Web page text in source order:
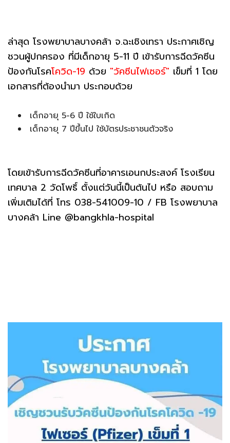
ล่าสุด โรงพยาบาลบางคล้า จ.ฉะเชิงเทรา ประกาศเชิญ
ชวนผู้ปกครอง ที่มีเด็กอายุ 5-11 ปี เข้ารับการฉีดวัคซีน
ป้องกันโรคโควิด-19 ด้วย "วัคซีนไฟเซอร์" เข็มที่ 1 โดย
เอกสารที่ต้องนำมา ประกอบด้วย
เด็กอายุ 5-6 ปี ใช้ใบเกิด
เด็กอายุ 7 ปีขึ้นไป ใช้บัตรประชาชนตัวจริง
โดยเข้ารับการฉีดวัคซีนที่อาคารเอนกประสงค์ โรงเรียน
เทศบาล 2 วัดโพธิ์ ตั้งแต่วันนี้เป็นต้นไป หรือ สอบถาม
เพิ่มเติมได้ที่ โทร 038-541009-10 / FB โรงพยาบาล
บางคล้า Line @bangkhla-hospital